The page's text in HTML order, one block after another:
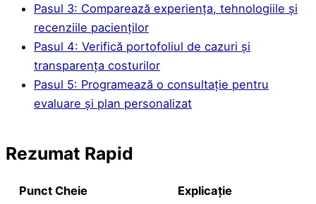
Pasul 3: Comparează experiența, tehnologiile și
recenziile pacienților
Pasul 4: Verifică portofoliul de cazuri și
transparența costurilor
Pasul 5: Programează o consultație pentru
evaluare și plan personalizat
Rezumat Rapid
Punct Cheie Explicație